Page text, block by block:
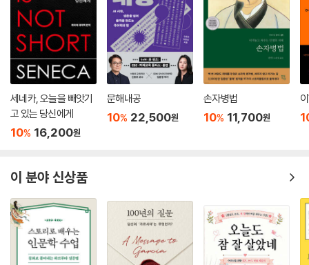
세네카, 오늘을 빼앗기
고 있는 당신에게
10% 16,200원
문해내공
10% 22,500원
손자병법
10% 11,700원
이 분야 신상품